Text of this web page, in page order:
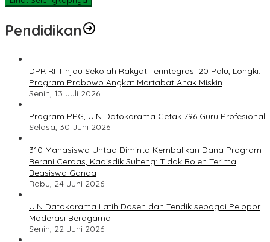
Pendidikan
DPR RI Tinjau Sekolah Rakyat Terintegrasi 20 Palu, Longki:
Program Prabowo Angkat Martabat Anak Miskin
Senin, 13 Juli 2026
Program PPG, UIN Datokarama Cetak 796 Guru Profesional
Selasa, 30 Juni 2026
310 Mahasiswa Untad Diminta Kembalikan Dana Program
Berani Cerdas, Kadisdik Sulteng: Tidak Boleh Terima
Beasiswa Ganda
Rabu, 24 Juni 2026
UIN Datokarama Latih Dosen dan Tendik sebagai Pelopor
Moderasi Beragama
Senin, 22 Juni 2026